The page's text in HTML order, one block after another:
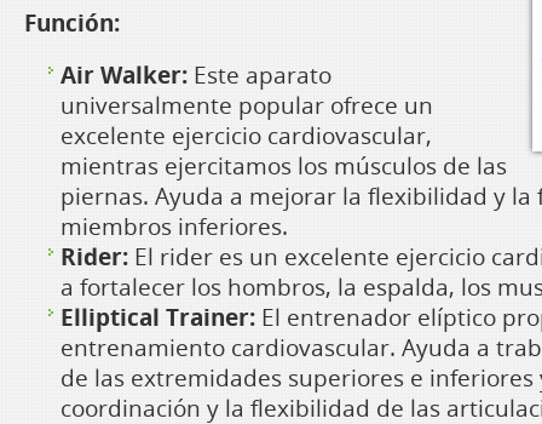
Función:
Air Walker: Este aparato
universalmente popular ofrece un
excelente ejercicio cardiovascular,
mientras ejercitamos los músculos de las
piernas. Ayuda a mejorar la flexibilidad y la
miembros inferiores.
Rider: El rider es un excelente ejercicio
a fortalecer los hombros, la espalda, los
Elliptical Trainer: El entrenador elíptico
entrenamiento cardiovascular. Ayuda a
de las extremidades superiores e
coordinación y la flexibilidad de las